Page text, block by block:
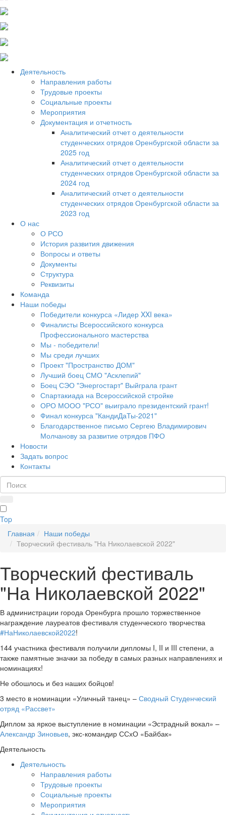
Деятельность
Направления работы
Трудовые проекты
Социальные проекты
Мероприятия
Документация и отчетность
Аналитический отчет о деятельности
студенческих отрядов Оренбургской области за
2025 год
Аналитический отчет о деятельности
студенческих отрядов Оренбургской области за
2024 год
Аналитический отчет о деятельности
студенческих отрядов Оренбургской области за
2023 год
О нас
О РСО
История развития движения
Вопросы и ответы
Документы
Структура
Реквизиты
Команда
Наши победы
Победители конкурса «Лидер XXI века»
Финалисты Всероссийского конкурса
Профессионального мастерства
Мы - победители!
Мы среди лучших
Проект "Пространство ДОМ"
Лучший боец СМО "Асклепий"
Боец СЭО "Энергостарт" Выйграла грант
Спартакиада на Всероссийской стройке
ОРО МООО "РСО" выиграло президентский грант!
Финал конкурса "КандиДаТы-2021"
Благодарственное письмо Сергею Владимирович
Молчанову за развитие отрядов ПФО
Новости
Задать вопрос
Контакты
Top
Главная
Наши победы
Творческий фестиваль "На Николаевской 2022"
Творческий фестиваль
"На Николаевской 2022"
В администрации города Оренбурга прошло торжественное
награждение лауреатов фестиваля студенческого творчества
#НаНиколаевской2022!
144 участника фестиваля получили дипломы I, II и III степени, а
также памятные значки за победу в самых разных направлениях и
номинациях!
Не обошлось и без наших бойцов!
3 место в номинации «Уличный танец» – Сводный Студенческий
отряд «Рассвет»
Диплом за яркое выступление в номинации «Эстрадный вокал» –
Александр Зиновьев, экс-командир ССхО «Байбак»
Деятельность
Деятельность
Направления работы
Трудовые проекты
Социальные проекты
Мероприятия